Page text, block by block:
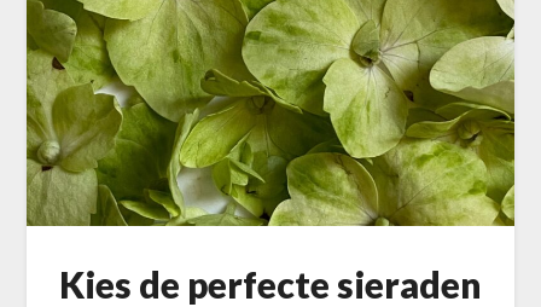
Kies de perfecte sieraden